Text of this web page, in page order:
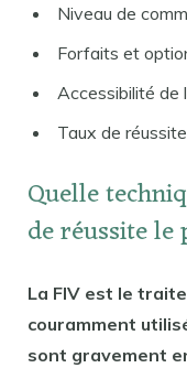
Niveau de
Forfaits et
Accessibilité de
Taux de réussite.
Quelle
de réussite le
La FIV est le
couramment
sont gravement